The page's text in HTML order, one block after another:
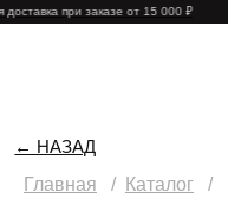
при заказе от 15 000 ₽
Главная / Каталог /